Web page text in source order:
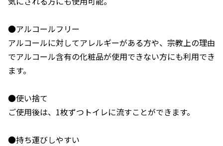
●アルコールフリー
アルコールに対してアレルギーがある方や、宗教上の理由
でアルコール含有の化粧品が使用できない方にも利用でき
ます。
●使い捨て
ご使用後は、1枚ずつトイレに流すことができます。
●持ち運びしやすい